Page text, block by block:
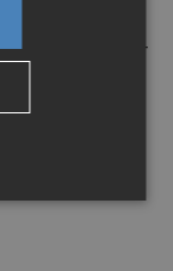
la Fed se
ciclo. El par
el potencial